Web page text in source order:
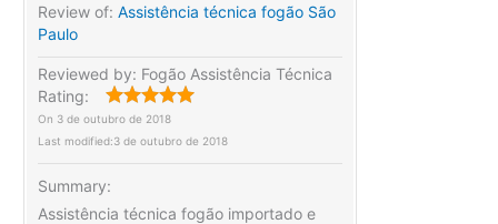
Review of:Assistência técnica fogão São
Paulo
Reviewed by: Fogão Assistência Técnica
Rating:
On 3 de outubro de 2018
Last modified:3 de outubro de 2018
Summary:
Assistência técnica fogão importado e